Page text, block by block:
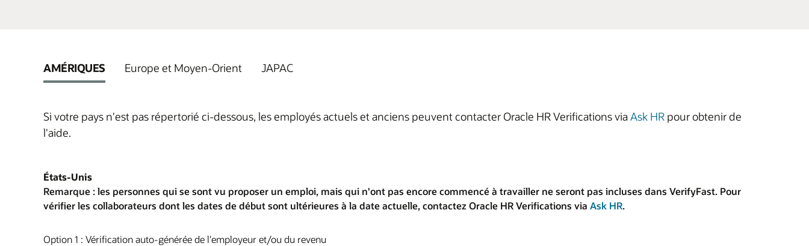
AMÉRIQUES Europe et Moyen-Orient JAPAC
Si votre pays n'est pas répertorié ci-dessous, les employés actuels et anciens peuvent contacter Oracle HR Verifications viaAsk HR pour obtenir de
l'aide.
États-Unis
Remarque : les personnes qui se sont vu proposer un emploi, mais qui n'ont pas encore commencé à travailler ne seront pas incluses dans VerifyFast. Pour
vérifier les collaborateurs dont les dates de début sont ultérieures à la date actuelle, contactez Oracle HR Verifications via Ask HR.
Option 1 : Vérification auto-générée de l'employeur et/ou du revenu